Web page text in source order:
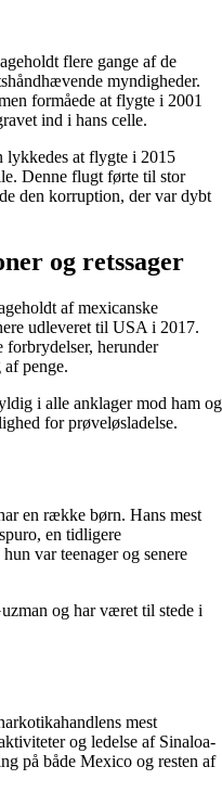
flere gange af de
myndigheder.
formåede at flygte i 2001
ind i hans celle.
lykkedes at flygte i 2015
Denne flugt førte til stor
den korruption, der var dybt
og retssager
af mexicanske
udleveret til USA i 2017.
herunder
penge.
i alle anklager mod ham og
for prøveløsladelse.
en række børn. Hans mest
en tidligere
var teenager og senere
og har været til stede i
mest
og ledelse af Sinaloa-
på både Mexico og resten af